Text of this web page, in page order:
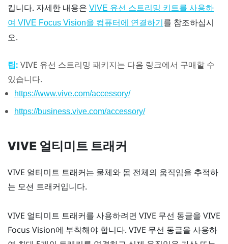
킵니다. 자세한 내용은 VIVE 유선 스트리밍 키트를 사용하
여 VIVE Focus Vision을 컴퓨터에 연결하기 를 참조하십시
오.
팁: VIVE 유선 스트리밍 패키지는 다음 링크에서 구매할 수
있습니다.
https://www.vive.com/accessory/
https://business.vive.com/accessory/
VIVE 얼티미트 트래커
VIVE 얼티미트 트래커는 물체와 몸 전체의 움직임을 추적하
는 모션 트래커입니다.
VIVE 얼티미트 트래커를 사용하려면 VIVE 무선 동글을 VIVE
Focus Vision에 부착해야 합니다. VIVE 무선 동글을 사용하